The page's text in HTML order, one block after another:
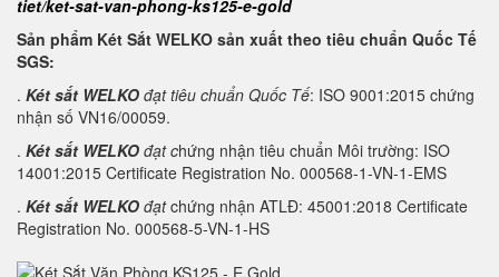
tiet/ket-sat-van-phong-ks125-e-gold
Sản phẩm Két Sắt WELKO sản xuất theo tiêu chuẩn Quốc Tế
SGS:
. Két sắt WELKO đạt tiêu chuẩn Quốc Tế: ISO 9001:2015 chứng
nhận số VN16/00059.
. Két sắt WELKO đạt chứng nhận tiêu chuẩn Môi trường: ISO
14001:2015 Certificate Registration No. 000568-1-VN-1-EMS
. Két sắt WELKO đạtchứng nhận ATLĐ: 45001:2018 Certificate
Registration No. 000568-5-VN-1-HS